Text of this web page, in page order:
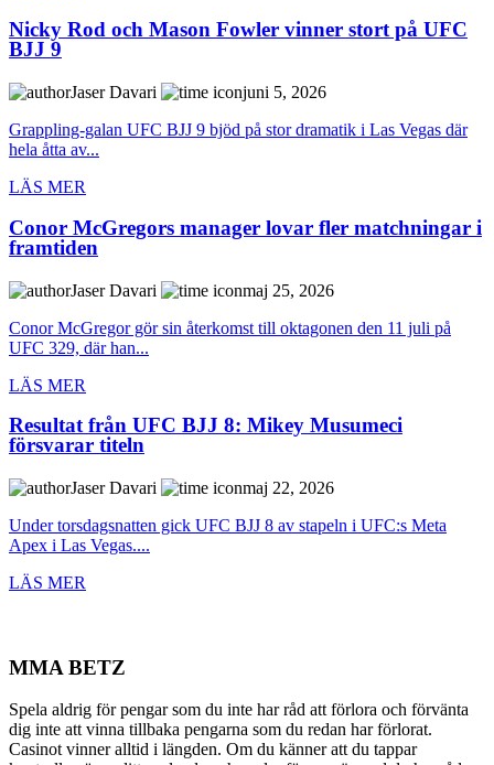
Nicky Rod och Mason Fowler vinner stort på UFC
BJJ 9
Jaser Davari
juni 5, 2026
Grappling-galan UFC BJJ 9 bjöd på stor dramatik i Las Vegas där
hela åtta av...
LÄS MER
Conor McGregors manager lovar fler matchningar i
framtiden
Jaser Davari
maj 25, 2026
Conor McGregor gör sin återkomst till oktagonen den 11 juli på
UFC 329, där han...
LÄS MER
Resultat från UFC BJJ 8: Mikey Musumeci
försvarar titeln
Jaser Davari
maj 22, 2026
Under torsdagsnatten gick UFC BJJ 8 av stapeln i UFC:s Meta
Apex i Las Vegas....
LÄS MER
MMA BETZ
Spela aldrig för pengar som du inte har råd att förlora och förvänta
dig inte att vinna tillbaka pengarna som du redan har förlorat.
Casinot vinner alltid i längden. Om du känner att du tappar